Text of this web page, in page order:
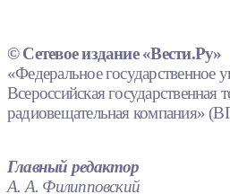
© Сетевое издание «Вести.Ру»
«Федеральное государственное
Всероссийская государственная
радиовещательная компания»
Главный редактор
А. А. Филипповский